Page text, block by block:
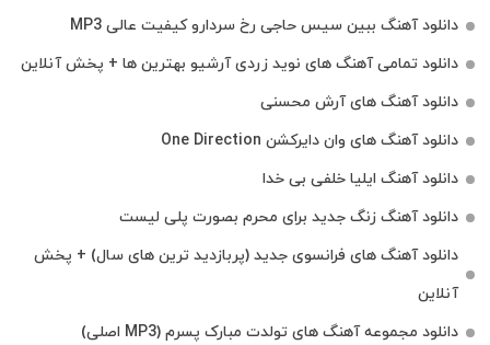
دانلود آهنگ ببین سیس حاجی رخ سردارو کیفیت عالی MP3
دانلود تمامی آهنگ های نوید زردی آرشیو بهترین ها + پخش آنلاین
دانلود آهنگ های آرش محسنی
دانلود آهنگ های وان دایرکشن One Direction
دانلود آهنگ ایلیا خلفی بی خدا
دانلود آهنگ زنگ جدید برای محرم بصورت پلی لیست
دانلود آهنگ های فرانسوی جدید (پربازدید ترین های سال) + پخش
آنلاین
دانلود مجموعه آهنگ های تولدت مبارک پسرم (MP3 اصلی)